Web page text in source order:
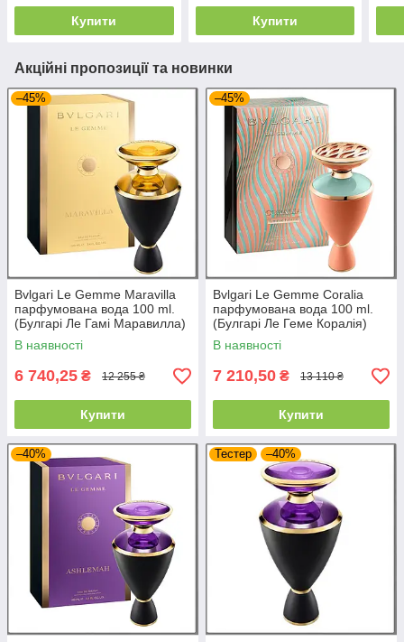
Купити Купити
Акційні пропозиції та новинки
–45%
Bvlgari Le Gemme Maravilla
парфумована вода 100 ml.
(Булгарі Ле Гамі Маравилла)
В наявності
6 740,25 ₴ 12 255 ₴
Купити
–45%
Bvlgari Le Gemme Coralia
парфумована вода 100 ml.
(Булгарі Ле Геме Коралія)
В наявності
7 210,50 ₴ 13 110 ₴
Купити
–40% Тестер –40%